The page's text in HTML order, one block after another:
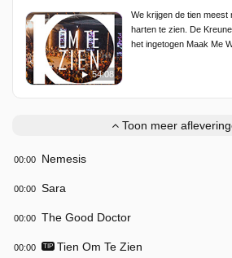
54:08
We krijgen de tien meest
harten te zien. De
het ingetogen Maak Me
Toon meer
00:00 Nemesis
00:00 Sara
00:00 The Good Doctor
00:00 TIP Tien Om Te Zien